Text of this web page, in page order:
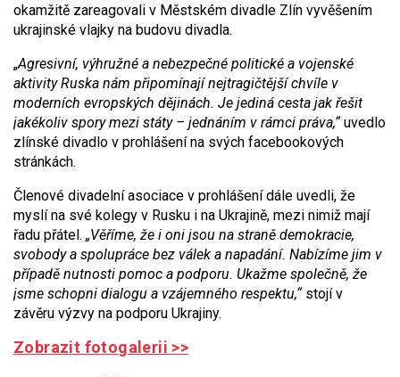
okamžitě zareagovali v Městském divadle Zlín vyvěšením
ukrajinské vlajky na budovu divadla.
„Agresivní, výhružné a nebezpečné politické a vojenské
aktivity Ruska nám připomínají nejtragičtější chvíle v
moderních evropských dějinách. Je jediná cesta jak řešit
jakékoliv spory mezi státy – jednáním v rámci práva,“uvedlo
zlínské divadlo v prohlášení na svých facebookových
stránkách.
Členové divadelní asociace v prohlášení dále uvedli, že
myslí na své kolegy v Rusku i na Ukrajině, mezi nimiž mají
řadu přátel. „Věříme, že i oni jsou na straně demokracie,
svobody a spolupráce bez válek a napadání. Nabízíme jim v
případě nutnosti pomoc a podporu. Ukažme společně, že
jsme schopni dialogu a vzájemného respektu,“stojí v
závěru výzvy na podporu Ukrajiny.
Zobrazit fotogalerii >>